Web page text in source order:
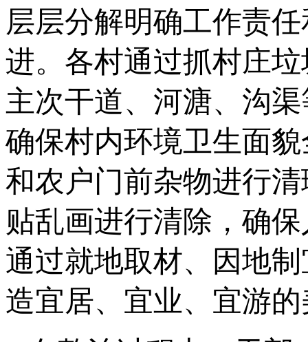
层层分解明确工作责
进。各村通过抓村庄
主次干道、河溏、沟
确保村内环境卫生面
和农户门前杂物进行
贴乱画进行清除，确
通过就地取材、因地
造宜居、宜业、宜游